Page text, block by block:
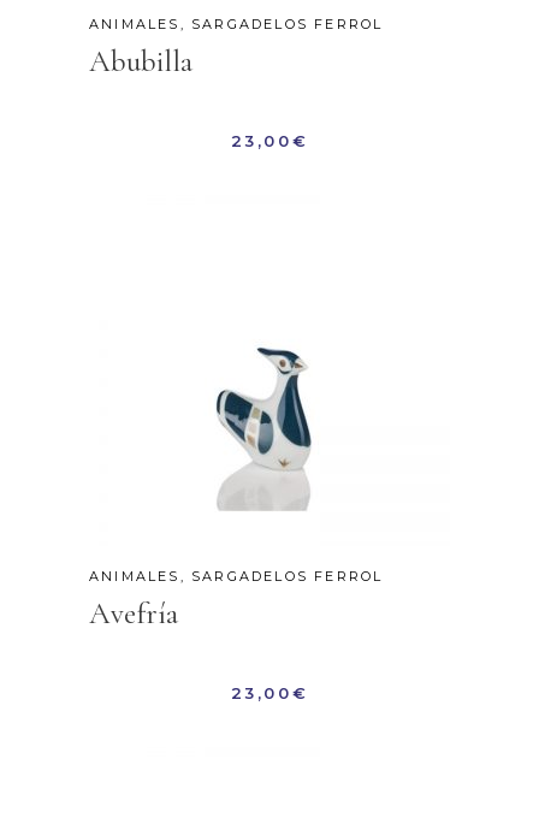
ANIMALES , SARGADELOS FERROL
Abubilla
23,00€
ANIMALES , SARGADELOS FERROL
Avefría
23,00€